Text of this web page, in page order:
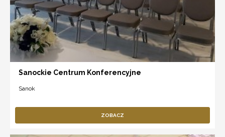
Sanockie Centrum Konferencyjne
Sanok
ZOBACZ